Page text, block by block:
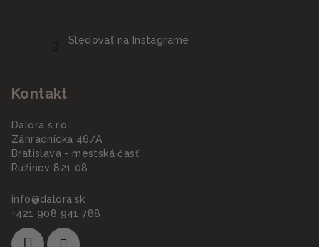
Sledovať na Instagrame
Kontakt
Dalora s.r.o.
Záhradnícka 46/A
Bratislava - mestská časť
Ružinov 821 08
info@dalora.sk
+421 908 941 788